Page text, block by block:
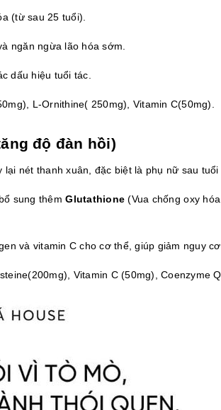
(từ sau 25 tuổi).
ngăn ngừa lão hóa sớm.
dấu hiệu tuổi tác.
L-Ornithine( 250mg), Vitamin C(50mg).
độ đàn hồi)
nét thanh xuân, đặc biệt là phụ nữ sau tuổi
sung thêm Glutathione (Vua chống oxy
và vitamin C cho cơ thể, giúp giảm nguy
Vitamin C (50mg), Coenzyme